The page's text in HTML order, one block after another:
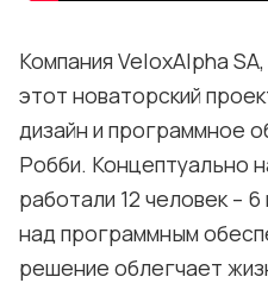
Компания VeloxAlpha
этот новаторский
дизайн и программное
Робби. Концептуально
работали 12 человек –
над программным
решение облегчает